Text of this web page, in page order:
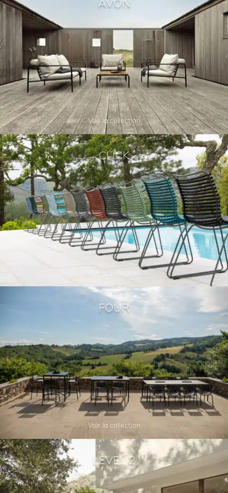
Voir la collection
CLICK
Voir la collection
FOUR
Voir la collection
LEVEL 2